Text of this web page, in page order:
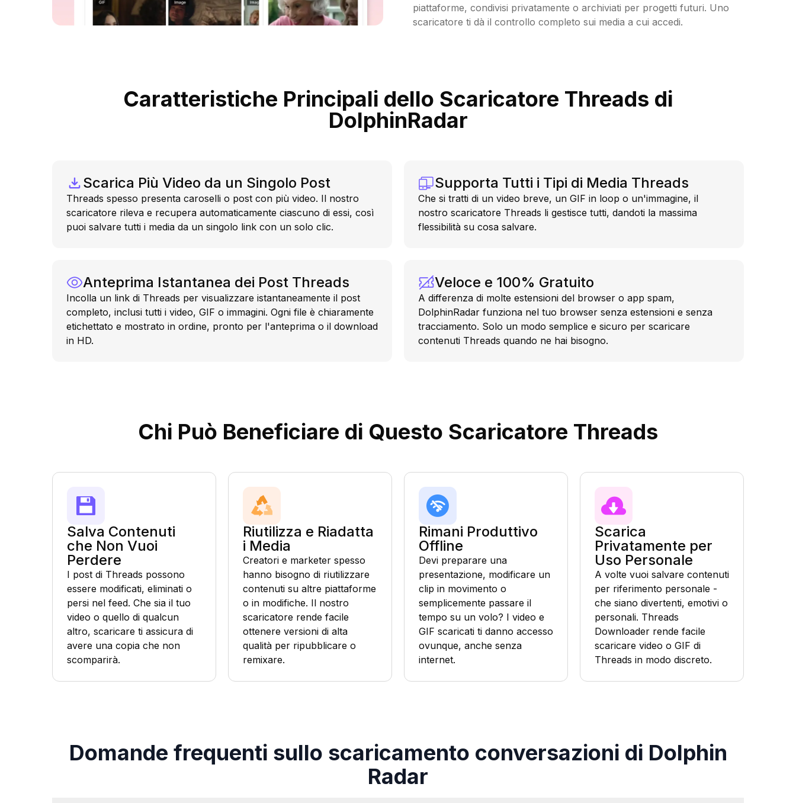
piattaforme, condivisi privatamente o archiviati per progetti futuri. Uno
scaricatore ti dà il controllo completo sui media a cui accedi.
Caratteristiche Principali dello Scaricatore Threads di
DolphinRadar
Scarica Più Video da un Singolo Post
Threads spesso presenta caroselli o post con più video. Il nostro
scaricatore rileva e recupera automaticamente ciascuno di essi, così
puoi salvare tutti i media da un singolo link con un solo clic.
Supporta Tutti i Tipi di Media Threads
Che si tratti di un video breve, un GIF in loop o un'immagine, il
nostro scaricatore Threads li gestisce tutti, dandoti la massima
flessibilità su cosa salvare.
Anteprima Istantanea dei Post Threads
Incolla un link di Threads per visualizzare istantaneamente il post
completo, inclusi tutti i video, GIF o immagini. Ogni file è chiaramente
etichettato e mostrato in ordine, pronto per l'anteprima o il download
in HD.
Veloce e 100% Gratuito
A differenza di molte estensioni del browser o app spam,
DolphinRadar funziona nel tuo browser senza estensioni e senza
tracciamento. Solo un modo semplice e sicuro per scaricare
contenuti Threads quando ne hai bisogno.
Chi Può Beneficiare di Questo Scaricatore Threads
Salva Contenuti
che Non Vuoi
Perdere
I post di Threads possono
essere modificati, eliminati o
persi nel feed. Che sia il tuo
video o quello di qualcun
altro, scaricare ti assicura di
avere una copia che non
scomparirà.
Riutilizza e Riadatta
i Media
Creatori e marketer spesso
hanno bisogno di riutilizzare
contenuti su altre piattaforme
o in modifiche. Il nostro
scaricatore rende facile
ottenere versioni di alta
qualità per ripubblicare o
remixare.
Rimani Produttivo
Offline
Devi preparare una
presentazione, modificare un
clip in movimento o
semplicemente passare il
tempo su un volo? I video e
GIF scaricati ti danno accesso
ovunque, anche senza
internet.
Scarica
Privatamente per
Uso Personale
A volte vuoi salvare contenuti
per riferimento personale -
che siano divertenti, emotivi o
personali. Threads
Downloader rende facile
scaricare video o GIF di
Threads in modo discreto.
Domande frequenti sullo scaricamento conversazioni di Dolphin
Radar